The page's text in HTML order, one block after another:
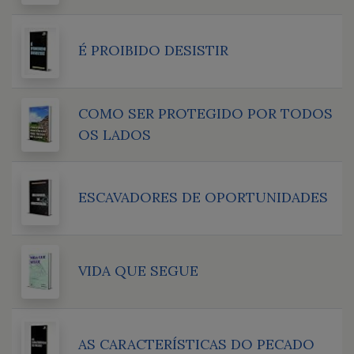
É PROIBIDO DESISTIR
COMO SER PROTEGIDO POR TODOS
OS LADOS
ESCAVADORES DE OPORTUNIDADES
VIDA QUE SEGUE
AS CARACTERÍSTICAS DO PECADO